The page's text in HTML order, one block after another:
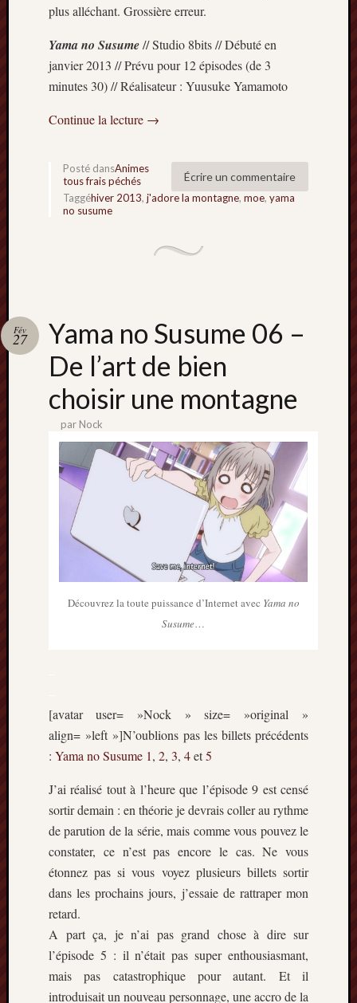
plus alléchant. Grossière erreur.
Yama no Susume// Studio 8bits // Débuté en
janvier 2013 // Prévu pour 12 épisodes (de 3
minutes 30) // Réalisateur : Yuusuke Yamamoto
Continue la lecture →
Écrire un commentaire
Posté dansAnimes
tous frais péchés
Taggéhiver 2013, j'adore la montagne, moe, yama
no susume
Yama no Susume 06 –
De l’art de bien
choisir une montagne
Fév
27
par Nock
Découvrez la toute puissance d’Internet avec Yama no
Susume…
[avatar user= »Nock » size= »original »
align= »left »]N’oublions pas les billets précédents
: Yama no Susume 1, 2, 3, 4et5
J’ai réalisé tout à l’heure que l’épisode 9 est censé
sortir demain : en théorie je devrais coller au rythme
de parution de la série, mais comme vous pouvez le
constater, ce n’est pas encore le cas. Ne vous
étonnez pas si vous voyez plusieurs billets sortir
dans les prochains jours, j’essaie de rattraper mon
retard.
A part ça, je n’ai pas grand chose à dire sur
l’épisode 5 : il n’était pas super enthousiasmant,
mais pas catastrophique pour autant. Et il
introduisait un nouveau personnage, une accro de la